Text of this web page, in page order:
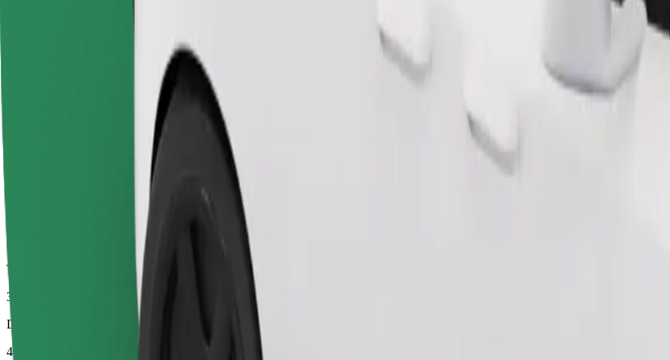
A cadeirinha com arnês garante uma viagem segura para crianças entre os 2 e os 6 anos (cerca de 10–30 kg). Contacta o motorista
Tempo de viagem previsto
35 min
Distância prevista
40,6 km